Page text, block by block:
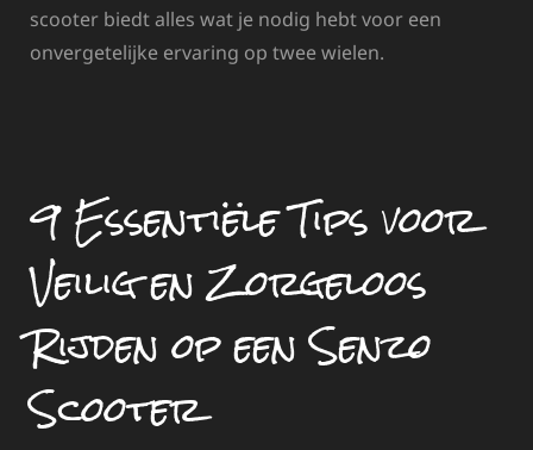
scooter biedt alles wat je nodig hebt voor een
onvergetelijke ervaring op twee wielen.
9 Essentiële Tips voor
Veilig en Zorgeloos
Rijden op een Senzo
Scooter